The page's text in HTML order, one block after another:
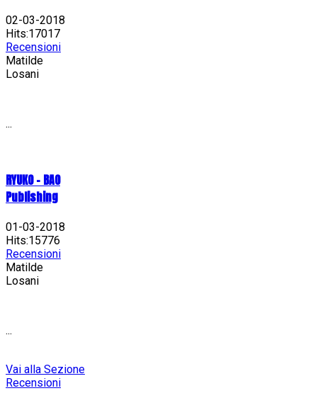
02-03-2018
Hits:17017
Recensioni
Matilde
Losani
...
RYUKO - BAO
Publishing
01-03-2018
Hits:15776
Recensioni
Matilde
Losani
...
Vai alla Sezione
Recensioni